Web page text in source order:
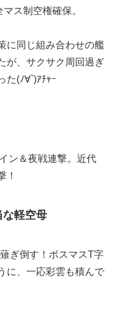
ス制空権確保。
に同じ組み合わせの艦
が、サクサク周回過ぎ
た(ﾉ∀`)ｱﾁｬｰ
ン＆夜戦連撃。近代
！
な軽空母
ぎ倒す！ボスマスT字
に、一応彩雲も積んで